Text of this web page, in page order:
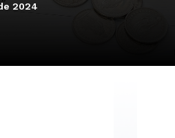
2024